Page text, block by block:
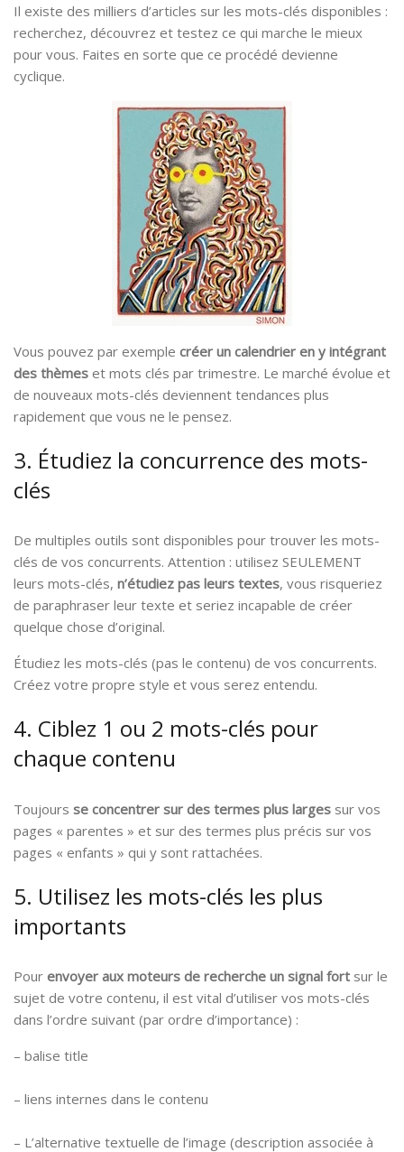
Il existe des milliers d’articles sur les mots-clés disponibles :
recherchez, découvrez et testez ce qui marche le mieux
pour vous. Faites en sorte que ce procédé devienne
cyclique.
Vous pouvez par exemple créer un calendrier en y intégrant
des thèmes et mots clés par trimestre. Le marché évolue et
de nouveaux mots-clés deviennent tendances plus
rapidement que vous ne le pensez.
3. Étudiez la concurrence des mots-
clés
De multiples outils sont disponibles pour trouver les mots-
clés de vos concurrents. Attention : utilisez SEULEMENT
leurs mots-clés, n’étudiez pas leurs textes, vous risqueriez
de paraphraser leur texte et seriez incapable de créer
quelque chose d’original.
Étudiez les mots-clés (pas le contenu) de vos concurrents.
Créez votre propre style et vous serez entendu.
4. Ciblez 1 ou 2 mots-clés pour
chaque contenu
Toujours se concentrer sur des termes plus larges sur vos
pages « parentes » et sur des termes plus précis sur vos
pages « enfants » qui y sont rattachées.
5. Utilisez les mots-clés les plus
importants
Pour envoyer aux moteurs de recherche un signal fort sur le
sujet de votre contenu, il est vital d’utiliser vos mots-clés
dans l’ordre suivant (par ordre d’importance) :
– balise title
– liens internes dans le contenu
– L’alternative textuelle de l’image (description associée à